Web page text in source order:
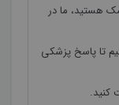
هستید، ما در
تا پاسخ پزشکی
کنید.